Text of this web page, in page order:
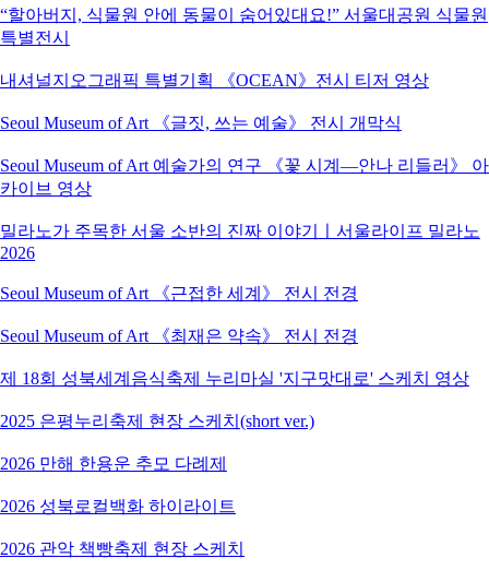
“할아버지, 식물원 안에 동물이 숨어있대요!” 서울대공원 식물원
특별전시
내셔널지오그래픽 특별기획 《OCEAN》전시 티저 영상
Seoul Museum of Art 《글짓, 쓰는 예술》 전시 개막식
Seoul Museum of Art 예술가의 연구 《꽃 시계―안나 리들러》 아
카이브 영상
밀라노가 주목한 서울 소반의 진짜 이야기ㅣ서울라이프 밀라노
2026
Seoul Museum of Art 《근접한 세계》 전시 전경
Seoul Museum of Art 《최재은 약속》 전시 전경
제 18회 성북세계음식축제 누리마실 '지구맛대로' 스케치 영상
2025 은평누리축제 현장 스케치(short ver.)
2026 만해 한용운 추모 다례제
2026 성북로컬백화 하이라이트
2026 관악 책빵축제 현장 스케치